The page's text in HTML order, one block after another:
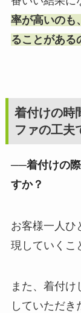
率が高いのも
ることがある
着付けの時
ファの工夫
──着付けの
すか？
お客様一人ひ
現していくこ
また、着付け
していただ